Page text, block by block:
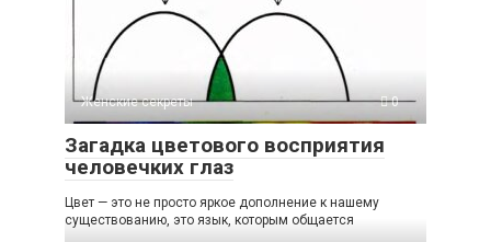
Женские секреты 0
Загадка цветового восприятия
человечких глаз
Цвет — это не просто яркое дополнение к нашему
существованию, это язык, которым общается